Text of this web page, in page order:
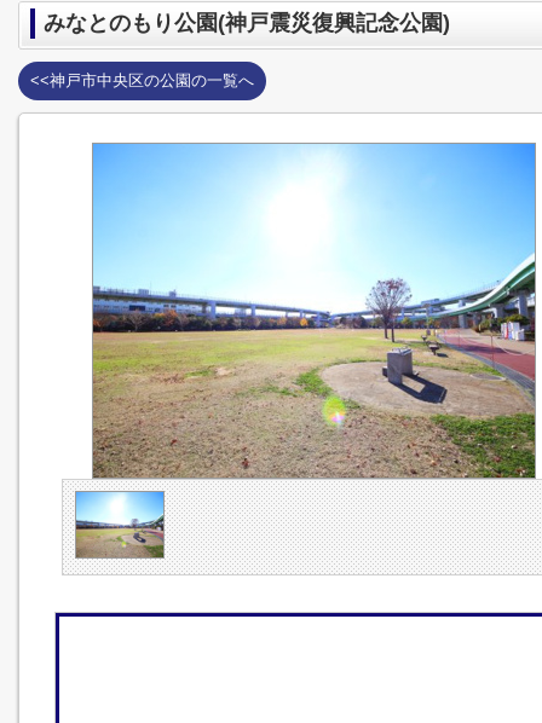
みなとのもり公園(神戸震災復興記念公園)
<<神戸市中央区の公園の一覧へ